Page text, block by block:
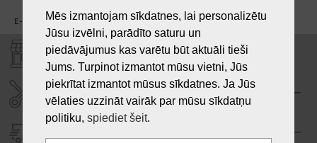
E-pasts:info@laiksjewellery.lv
VEIKALI "LAIKS"
SERVISA CENTRS "LAIKS"
Mēs izmantojam sīkdatnes, lai personalizētu
Jūsu izvēlni, parādīto saturu un
piedāvājumus kas varētu būt aktuāli tieši
Jums. Turpinot izmantot mūsu vietni, Jūs
piekrītat izmantot mūsus sīkdatnes. Ja Jūs
vēlaties uzzināt vairāk par mūsu sīkdatņu
politiku, spiediet šeit.